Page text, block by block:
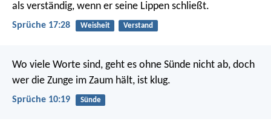
als verständig, wenn er seine Lippen schließt.
Sprüche 17:28 Weisheit Verstand
Wo viele Worte sind, geht es ohne Sünde nicht ab, doch
wer die Zunge im Zaum hält, ist klug.
Sprüche 10:19 Sünde